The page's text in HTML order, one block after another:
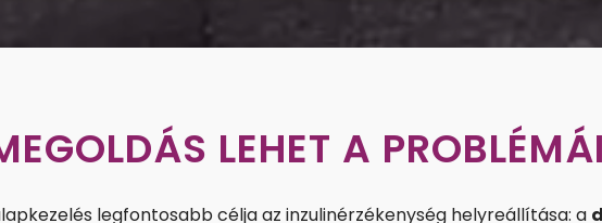
LEHET A
legfontosabb célja az inzulinérzékenység helyreállítása: a